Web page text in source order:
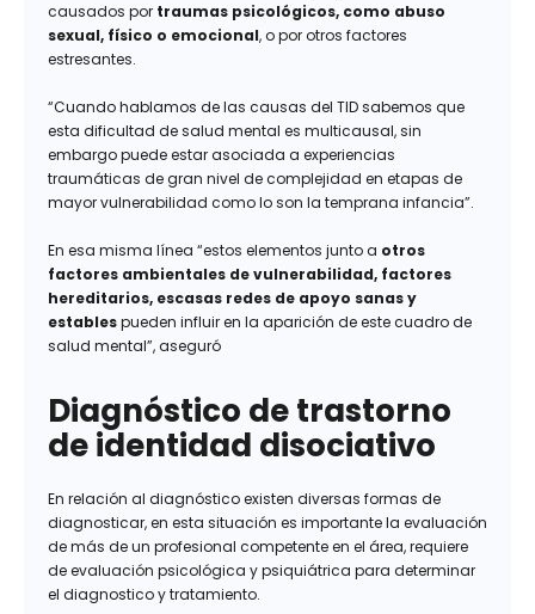
causados por traumas psicológicos, como abuso
sexual, físico o emocional, o por otros factores
estresantes.
“Cuando hablamos de las causas del TID sabemos que
esta dificultad de salud mental es multicausal, sin
embargo puede estar asociada a experiencias
traumáticas de gran nivel de complejidad en etapas de
mayor vulnerabilidad como lo son la temprana infancia”.
En esa misma línea “estos elementos junto a otros
factores ambientales de vulnerabilidad, factores
hereditarios, escasas redes de apoyo sanas y
establespueden influir en la aparición de este cuadro de
salud mental”, aseguró
Diagnóstico de trastorno
de identidad disociativo
En relación al diagnóstico existen diversas formas de
diagnosticar, en esta situación es importante la evaluación
de más de un profesional competente en el área, requiere
de evaluación psicológica y psiquiátrica para determinar
el diagnostico y tratamiento.